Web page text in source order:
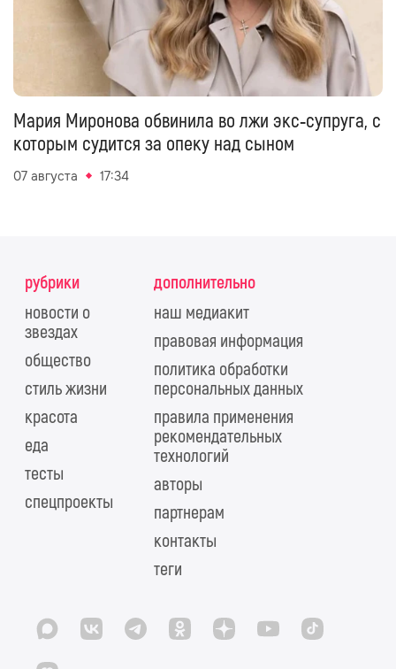
Мария Миронова обвинила во лжи экс‑супруга, с
которым судится за опеку над сыном
07 августа 17:34
рубрики
новости о
звездах
общество
стиль жизни
красота
еда
тесты
спецпроекты
дополнительно
наш медиакит
правовая информация
политика обработки
персональных данных
правила применения
рекомендательных
технологий
авторы
партнерам
контакты
теги